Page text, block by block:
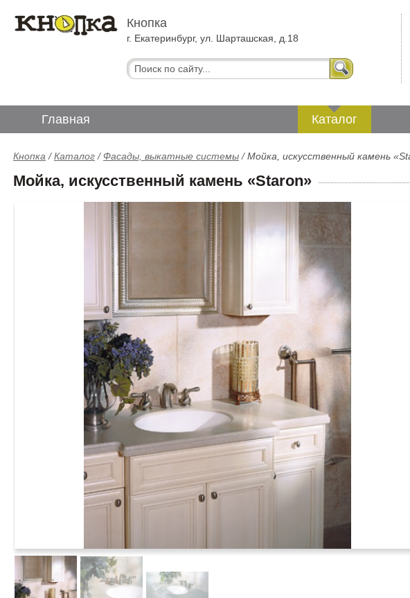
Кнопка
г. Екатеринбург, ул. Шарташская, д.18
Главная Каталог
Кнопка /Каталог / Фасады, выкатные системы /Мойка, искусственный камень
Мойка, искусственный камень «Staron»